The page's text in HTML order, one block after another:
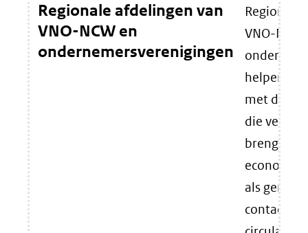
Regionale afdelingen van
VNO-NCW en
ondernemersverenigingen
Regionale
VNO-
helpen
met
die
brengen
als
contact